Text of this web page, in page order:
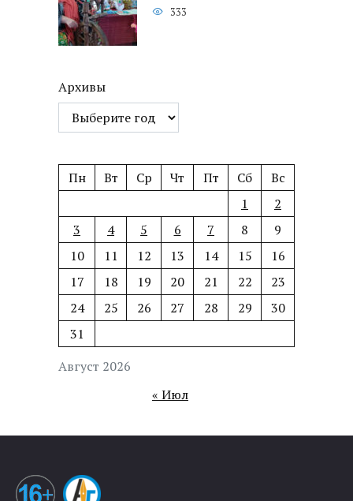
333
Архивы
Август 2026
Пн Вт Ср Чт Пт Сб
Вс
1
2
3
4 5 6 7 8
9
10
11 12 13 14 15
16
17
18 19 20 21 22
23
24
25 26 27 28 29
30
31
« Июл